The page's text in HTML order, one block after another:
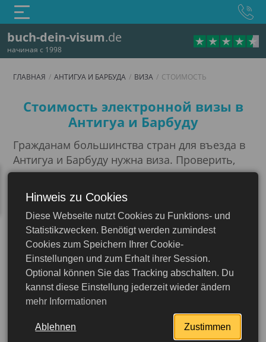
buch-dein-visum.de
начиная с 1998
Антигуа и Барбуда
ГЛАВНАЯ АНТИГУА И БАРБУДА ВИЗА СТОИМОСТЬ
Стоимость
Стоимость электронной визы в
Антигуа и Барбуду
Гражданам большинства стран для въезда в
Антигуа и Барбуду нужна виза. Проверить,
нужна ли вам виза, вы можете настранице о
визах
Стоимость электронной визы в Антигуа и
Барбуду варьируется в зависимости от
продолжительности пребывания,
гражданства заявителя и времени
оформления. Основные составляющие
стоимости включают консульский сбор и
сервисный сбор. Консульский сбор — это
фиксированная плата за обработку вашей
визы, которая варьируется в зависимости от
Hinweis zu Cookies
Diese Webseite nutzt Cookies zu Funktions- und
Statistikzwecken. Benötigt werden zumindest
Cookies zum Speichern Ihrer Cookie-
Einstellungen und zum Erhalt ihrer Session.
Optional können Sie das Tracking abschalten. Du
kannst diese Einstellung jederzeit wieder ändern
mehr Informationen
Ablehnen Zustimmen